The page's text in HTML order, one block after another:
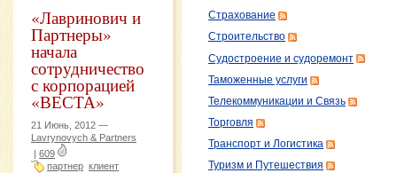
«Лавринович и
Партнеры»
начала
сотрудничество
с корпорацией
«ВЕСТА»
21 Июнь, 2012 —
Lavrynovych & Partners
609
партнер клиент
Страхование
Строительство
Судостроение и судоремонт
Таможенные услуги
Телекоммуникации и Связь
Торговля
Транспорт и Логистика
Туризм и Путешествия